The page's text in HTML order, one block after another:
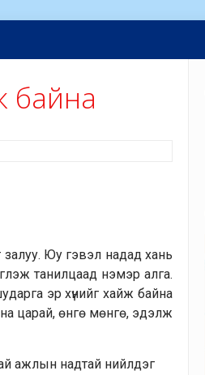
байна
Юу гэвэл надад хань
танилцаад нэмэр алга.
эр хүнийг хайж байна
царай, өнгө мөнгө, эдэлж
ажлын надтай нийлдэг